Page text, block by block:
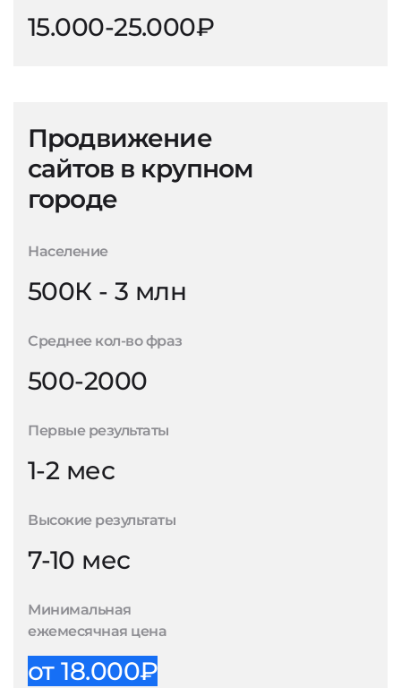
15.000-25.000₽
Продвижение
сайтов в крупном
городе
Население
500К - 3 млн
Среднее кол-во фраз
500-2000
Первые результаты
1-2 мес
Высокие результаты
7-10 мес
Минимальная
ежемесячная цена
от 18.000₽